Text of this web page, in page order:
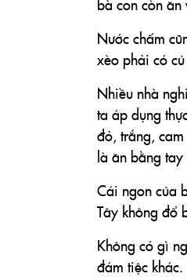
bà con còn
Nước chấm
xèo phải có
Nhiều nhà
ta áp dụng
đỏ, trắng,
là ăn bằng tay
Cái ngon của
Tây không đổ
Không có gì
đám tiệc